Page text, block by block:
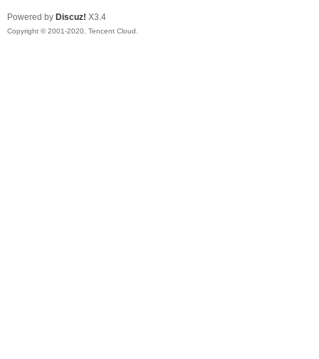
Powered by Discuz! X3.4
Copyright © 2001-2020, Tencent Cloud.